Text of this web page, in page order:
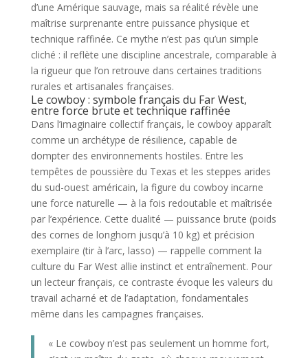
d’une Amérique sauvage, mais sa réalité révèle une
maîtrise surprenante entre puissance physique et
technique raffinée. Ce mythe n’est pas qu’un simple
cliché : il reflète une discipline ancestrale, comparable à
la rigueur que l’on retrouve dans certaines traditions
rurales et artisanales françaises.
Le cowboy : symbole français du Far West,
entre force brute et technique raffinée
Dans l’imaginaire collectif français, le cowboy apparaît
comme un archétype de résilience, capable de
dompter des environnements hostiles. Entre les
tempêtes de poussière du Texas et les steppes arides
du sud-ouest américain, la figure du cowboy incarne
une force naturelle — à la fois redoutable et maîtrisée
par l’expérience. Cette dualité — puissance brute (poids
des cornes de longhorn jusqu’à 10 kg) et précision
exemplaire (tir à l’arc, lasso) — rappelle comment la
culture du Far West allie instinct et entraînement. Pour
un lecteur français, ce contraste évoque les valeurs du
travail acharné et de l’adaptation, fondamentales
même dans les campagnes françaises.
« Le cowboy n’est pas seulement un homme fort,